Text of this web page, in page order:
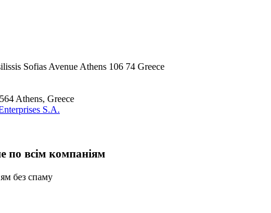
Sofias Avenue Athens 106 74 Greece
Athens, Greece
S.A.
по всім компаніям
без спаму